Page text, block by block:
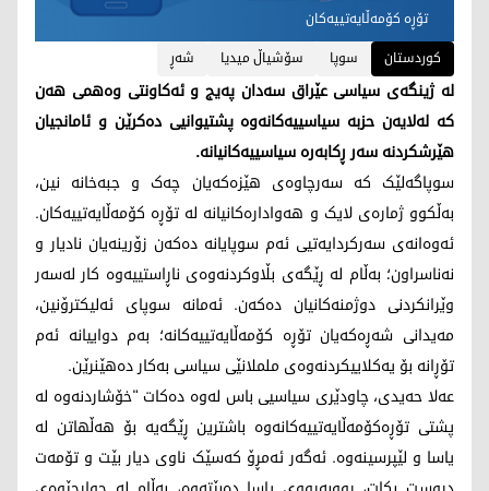
تۆڕە کۆمەڵایەتییەکان
کوردستان
سوپا سۆشیاڵ میدیا شەڕ
لە ژینگەی سیاسی عێراق سەدان پەیج و ئەکاونتی وەهمی هەن
کە لەلایەن حزبە سیاسییەکانەوە پشتیوانیی دەکرێن و ئامانجیان
هێرشکردنە سەر ڕکابەرە سیاسییەکانیانە.
سوپاگەلێک کە سەرچاوەی هێزەکەیان چەک و جبەخانە نین،
بەڵکوو ژمارەی لایک و هەوادارەکانیانە لە تۆڕە کۆمەڵایەتییەکان.
ئەوەانەی سەرکردایەتیی ئەم سوپایانە دەکەن زۆرینەیان نادیار و
نەناسراون؛ بەڵام لە ڕێگەی بڵاوکردنەوەی ناڕاستییەوە کار لەسەر
وێرانکردنی دوژمنەکانیان دەکەن. ئەمانە سوپای ئەلیکترۆنین،
مەیدانی شەڕەکەیان تۆڕە کۆمەڵایەتییەکانە؛ بەم دواییانە ئەم
تۆڕانە بۆ یەکلاییکردنەوەی ململانێی سیاسی بەکار دەهێنرێن.
عەلا حەیدی، چاودێری سیاسیی باس لەوە دەکات "خۆشاردنەوە لە
پشتی تۆڕەکۆمەڵایەتییەکانەوە باشترین ڕێگەیە بۆ هەڵهاتن لە
یاسا و لێپرسینەوە. ئەگەر ئەمڕۆ کەسێک ناوی دیار بێت و تۆمەت